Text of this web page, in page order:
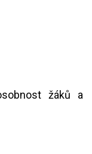
žáků a